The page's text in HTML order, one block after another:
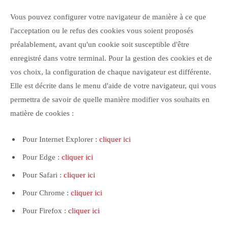
Vous pouvez configurer votre navigateur de manière à ce que
l'acceptation ou le refus des cookies vous soient proposés
préalablement, avant qu'un cookie soit susceptible d'être
enregistré dans votre terminal. Pour la gestion des cookies et de
vos choix, la configuration de chaque navigateur est différente.
Elle est décrite dans le menu d'aide de votre navigateur, qui vous
permettra de savoir de quelle manière modifier vos souhaits en
matière de cookies :
Pour Internet Explorer : cliquer ici
Pour Edge : cliquer ici
Pour Safari : cliquer ici
Pour Chrome : cliquer ici
Pour Firefox : cliquer ici